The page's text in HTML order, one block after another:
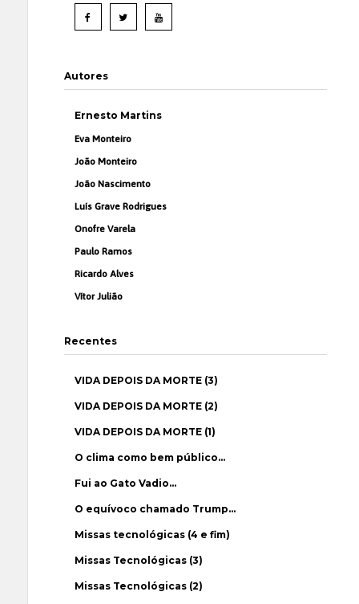
Autores
Ernesto Martins
Eva Monteiro
João Monteiro
João Nascimento
Luís Grave Rodrigues
Onofre Varela
Paulo Ramos
Ricardo Alves
Vítor Julião
Recentes
VIDA DEPOIS DA MORTE (3)
VIDA DEPOIS DA MORTE (2)
VIDA DEPOIS DA MORTE (1)
O clima como bem público…
Fui ao Gato Vadio…
O equívoco chamado Trump…
Missas tecnológicas (4 e fim)
Missas Tecnológicas (3)
Missas Tecnológicas (2)